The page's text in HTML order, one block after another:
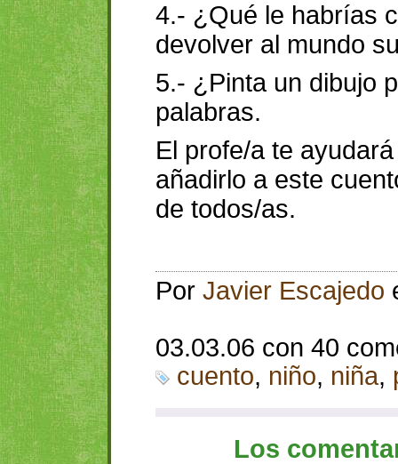
4.- ¿Qué le habrías
devolver al mundo
5.- ¿Pinta un dibujo
palabras.
El profe/a te
añadirlo a este
de todos/as.
Por Javier Escajedo
03.03.06 con 40
cuento, niño, niña,
Los